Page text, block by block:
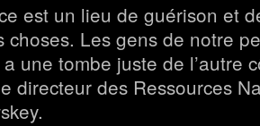
est un lieu de guérison et
choses. Les gens de notre
une tombe juste de l’autre
directeur des Ressources